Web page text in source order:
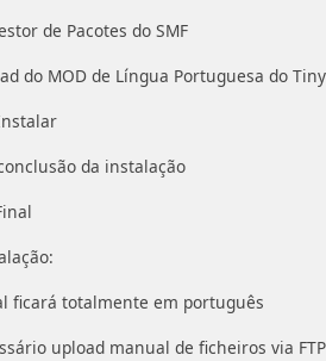
de Pacotes do SMF
do MOD de Língua Portuguesa do
da instalação
ficará totalmente em português
upload manual de ficheiros via FTP